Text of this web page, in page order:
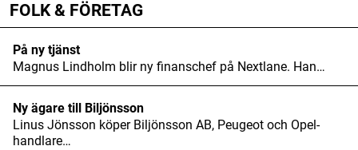
Kommentar*
FOLK & FÖRETAG
På ny tjänst
Magnus Lindholm blir ny finanschef på Nextlane. Han…
Ny ägare till Biljönsson
Linus Jönsson köper Biljönsson AB, Peugeot och Opel-
handlare…